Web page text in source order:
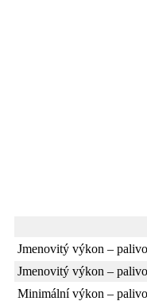
Jmenovitý výkon –
Jmenovitý výkon –
Minimální výkon –